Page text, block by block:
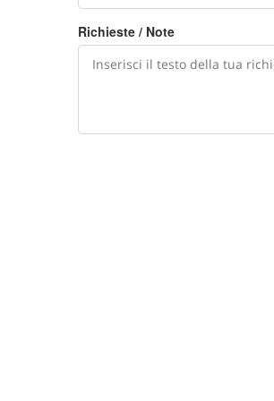
Richieste / Note